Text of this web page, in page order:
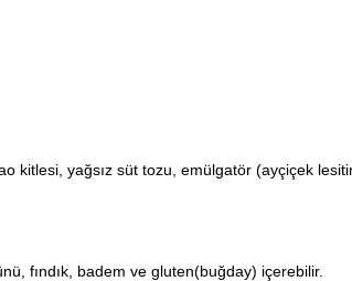
kitlesi, yağsız süt tozu, emülgatör (ayçiçek
fındık, badem ve gluten(buğday) içerebilir.